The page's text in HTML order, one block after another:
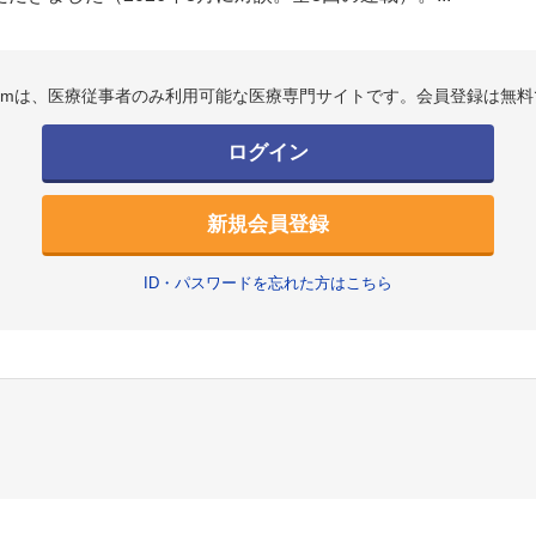
は、医療従事者のみ利用可能な医療専門サイトです。会員登録は無
ログイン
新規会員登録
ID・パスワードを忘れた方はこちら